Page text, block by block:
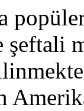
şeftali